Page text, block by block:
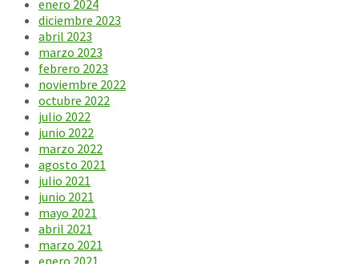
enero 2024
diciembre 2023
abril 2023
marzo 2023
febrero 2023
noviembre 2022
octubre 2022
julio 2022
junio 2022
marzo 2022
agosto 2021
julio 2021
junio 2021
mayo 2021
abril 2021
marzo 2021